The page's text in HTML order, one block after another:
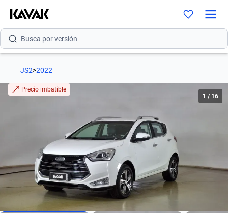
Busca por modelo
Busca por versión
Busca por marca
Busca por versión
Busca por año
JS2>2022
Precio imbatible
1 / 16